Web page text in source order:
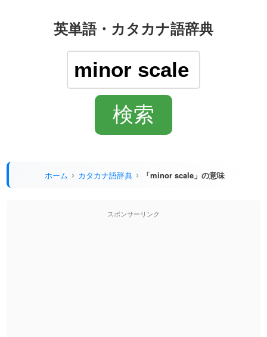
英単語・カタカナ語辞典
ホーム カタカナ語辞典 「minor scale」の意味
スポンサーリンク